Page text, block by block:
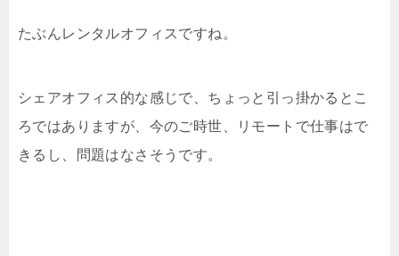
たぶんレンタルオフィスですね。
シェアオフィス的な感じで、ちょっと引っ掛かるとこ
ろではありますが、今のご時世、リモートで仕事はで
きるし、問題はなさそうです。